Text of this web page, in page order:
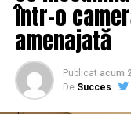
care acestea s-au
martor care nu si-a
NU au fost sesizate
într-o
amenajată
Publicat acum
De Succes